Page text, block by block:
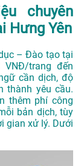
chuyên
Hưng Yên
– Đào tạo tại
trang đến
cần dịch, độ
thành yêu cầu.
thêm phí công
bản dịch, tùy
gian xử lý. Dưới